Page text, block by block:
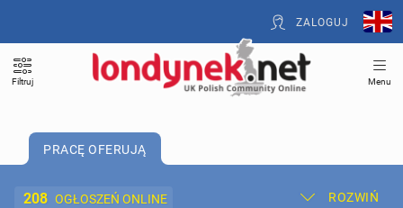
ZALOGUJ
Filtruj Menu
PRACĘ OFERUJĄ
208 OGŁOSZEŃ ONLINE ROZWIŃ